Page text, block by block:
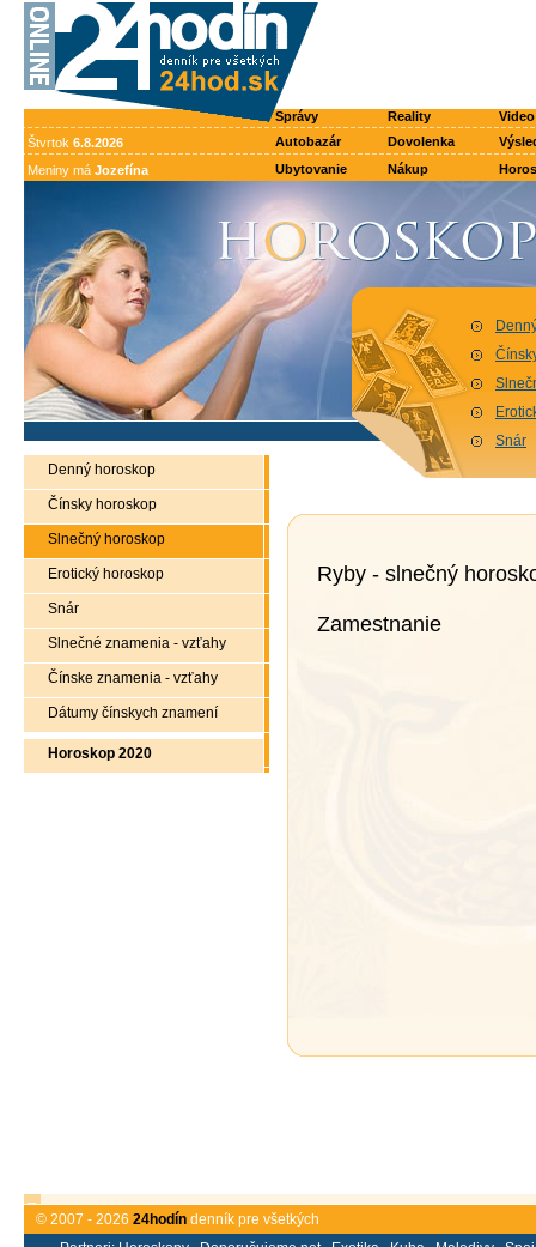
Správy Reality
Video
Štvrtok 6.8.2026 Autobazár Dovolenka
Meniny má Jozefína Ubytovanie Nákup
Snár
Denný horoskop
Čínsky horoskop
Slnečný horoskop
Erotický horoskop
Snár
Slnečné znamenia - vzťahy
Čínske znamenia - vzťahy
Dátumy čínskych znamení
Horoskop 2020
Ryby - slnečný
Zamestnanie
© 2007 - 2026 24hodín denník pre všetkých